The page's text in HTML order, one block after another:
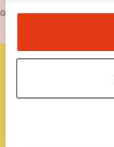
0:32 FORMATIONS